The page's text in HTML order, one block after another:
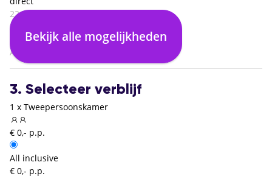
22:20
Hurghada (HRG)
00:00
Amsterdam (AMS)
Bekijk alle mogelijkheden
3. Selecteer verblijf
1 x Tweepersoonskamer
€ 0,- p.p.
All inclusive
€ 0,- p.p.